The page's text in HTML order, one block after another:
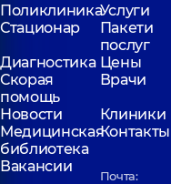
ПоликлиникаУслуги
Стационар
Пакети
послуг
Диагностика Цены
Скорая
помощь
Врачи
Новости
Клиники
Медицинская
библиотека
Контакты
Вакансии
Почта: